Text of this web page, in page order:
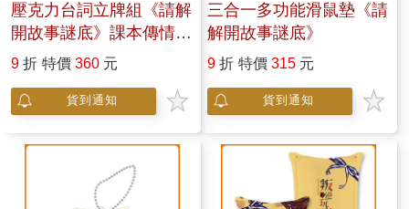
壓克力台詞立牌組《請解
開故事謎底》課本傳情
封蕭生
9 折 特價 360 元
貨到通知
三合一多功能滑鼠墊《請
解開故事謎底》
9 折 特價 315 元
貨到通知